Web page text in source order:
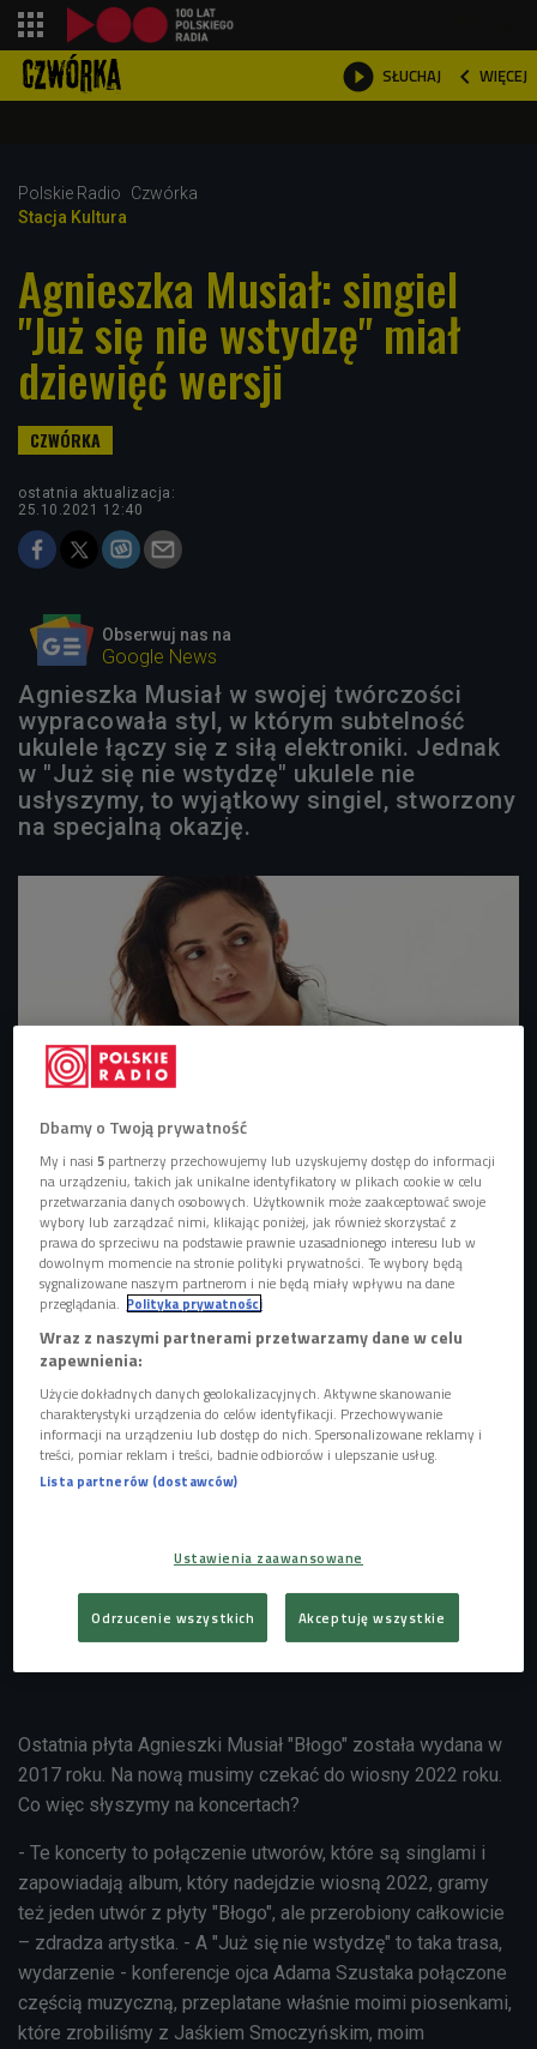
 SŁUCHAJ  WIĘCEJ

Polskie Radio
Czwórka
Stacja Kultura
Agnieszka Musiał: singiel
"Już się nie wstydzę" miał
dziewięć wersji
ostatnia aktualizacja:
25.10.2021 12:40
Obserwuj nas na
Google News
Agnieszka Musiał w swojej twórczości
wypracowała styl, w którym subtelność
ukulele łączy się z siłą elektroniki. Jednak
w "Już się nie wstydzę" ukulele nie
usłyszymy, to wyjątkowy singiel, stworzony
na specjalną okazję.
Aga Musiał Foto: Paweł Kocan
Agnieszka Musiał od połowy października pozostaje w
trasie koncertowej. - Rzeczywiście ostatnio spędzam cały
czas na walizkach. Bardzo się z tego powodu cieszę i
myślę, że niejeden muzyk mnie rozumie - przyznaje w
rozmowie z Kasią Dydo. - Spotkanie z fanami, ze
słuchaczami to ogromna radość dla nas wszystkich -
dodaje.
POSŁUCHAJ
Ostatnia płyta Agnieszki Musiał "Błogo" została wydana w
2017 roku. Na nową musimy czekać do wiosny 2022 roku.
Co więc słyszymy na koncertach?
- Te koncerty to połączenie utworów, które są singlami i
zapowiadają album, który nadejdzie wiosną 2022, gramy
też jeden utwór z płyty "Błogo", ale przerobiony całkowicie
– zdradza artystka. - A "Już się nie wstydzę" to taka trasa,
wydarzenie - konferencje ojca Adama Szustaka połączone
częścią muzyczną, przeplatane właśnie moimi piosenkami,
które zrobiliśmy z Jaśkiem Smoczyńskim, moim
Dbamy o Twoją prywatność
My i nasi5 partnerzy przechowujemy lub uzyskujemy dostęp do informacji
na urządzeniu, takich jak unikalne identyfikatory w plikach cookie w celu
przetwarzania danych osobowych. Użytkownik może zaakceptować swoje
wybory lub zarządzać nimi, klikając poniżej, jak również skorzystać z
prawa do sprzeciwu na podstawie prawnie uzasadnionego interesu lub w
dowolnym momencie na stronie polityki prywatności. Te wybory będą
sygnalizowane naszym partnerom i nie będą miały wpływu na dane
przeglądania. Polityka prywatności
Wraz z naszymi partnerami przetwarzamy dane w celu
zapewnienia:
Użycie dokładnych danych geolokalizacyjnych. Aktywne skanowanie
charakterystyki urządzenia do celów identyfikacji. Przechowywanie
informacji na urządzeniu lub dostęp do nich. Spersonalizowane reklamy i
treści, pomiar reklam i treści, badnie odbiorców i ulepszanie usług.
Lista partnerów (dostawców)
Ustawienia zaawansowane
Odrzucenie wszystkich Akceptuję wszystkie